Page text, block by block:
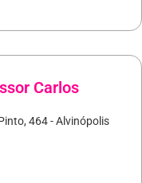
Carlos
464 - Alvinópolis